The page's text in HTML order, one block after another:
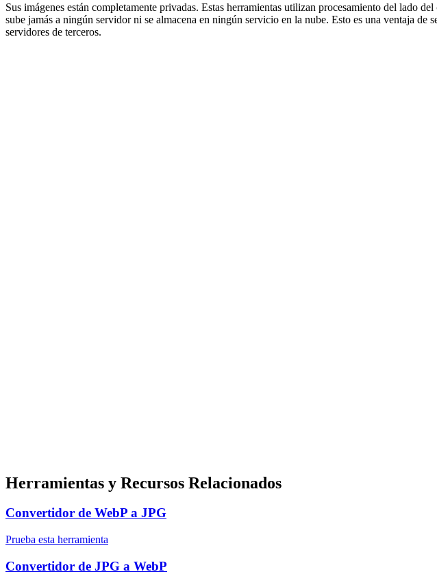
Sus imágenes están completamente privadas. Estas herramientas utilizan procesamiento del lado
sube jamás a ningún servidor ni se almacena en ningún servicio en la nube. Esto es una ventaja de
servidores de terceros.
Herramientas y Recursos Relacionados
Convertidor de WebP a JPG
Prueba esta herramienta
Convertidor de JPG a WebP